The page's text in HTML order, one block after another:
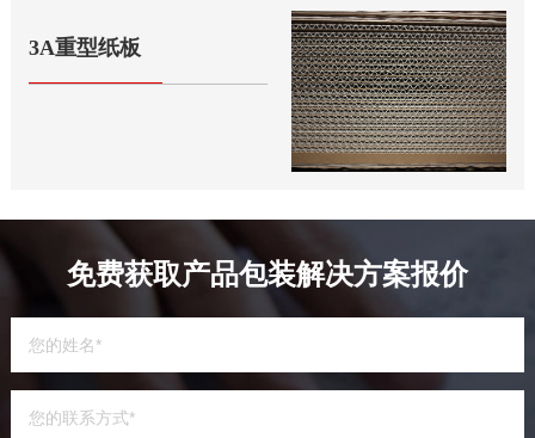
3A重型纸板
免费获取产品包装解决方案报价